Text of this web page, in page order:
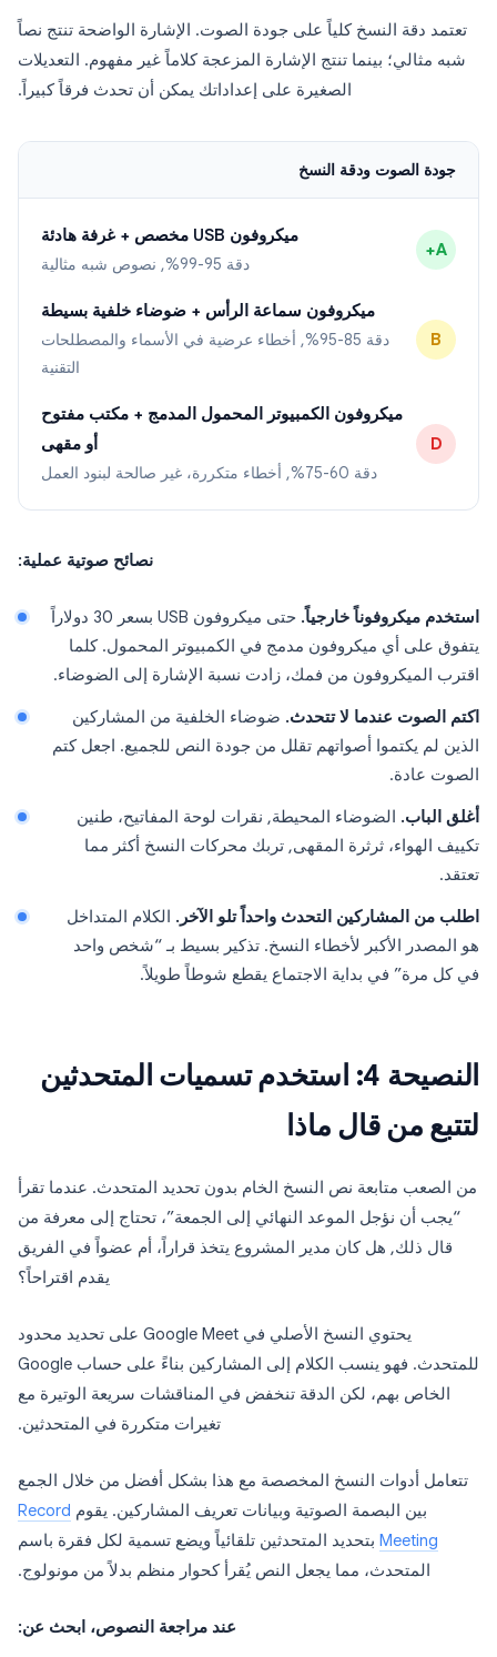
تعتمد دقة النسخ كلياً على جودة الصوت. الإشارة الواضحة تنتج نصاً
شبه مثالي؛ بينما تنتج الإشارة المزعجة كلاماً غير مفهوم. التعديلات
الصغيرة على إعداداتك يمكن أن تحدث فرقاً كبيراً.
جودة الصوت ودقة النسخ
A+
ميكروفون USB مخصص + غرفة هادئة
دقة 95-99%, نصوص شبه مثالية
B
ميكروفون سماعة الرأس + ضوضاء خلفية بسيطة
دقة 85-95%, أخطاء عرضية في الأسماء والمصطلحات
التقنية
D
ميكروفون الكمبيوتر المحمول المدمج + مكتب مفتوح
أو مقهى
دقة 60-75%, أخطاء متكررة، غير صالحة لبنود العمل
نصائح صوتية عملية:
استخدم ميكروفوناً خارجياً.
حتى ميكروفون USB بسعر 30 دولاراً
يتفوق على أي ميكروفون مدمج في الكمبيوتر المحمول. كلما
اقترب الميكروفون من فمك، زادت نسبة الإشارة إلى الضوضاء.
اكتم الصوت عندما لا تتحدث. ضوضاء الخلفية من المشاركين
الذين لم يكتموا أصواتهم تقلل من جودة النص للجميع. اجعل كتم
الصوت عادة.
أغلق الباب. الضوضاء المحيطة, نقرات لوحة المفاتيح، طنين
تكييف الهواء، ثرثرة المقهى, تربك محركات النسخ أكثر مما
تعتقد.
اطلب من المشاركين التحدث واحداً تلو الآخر. الكلام المتداخل
هو المصدر الأكبر لأخطاء النسخ. تذكير بسيط بـ “شخص واحد
في كل مرة” في بداية الاجتماع يقطع شوطاً طويلاً.
النصيحة 4: استخدم تسميات المتحدثين
لتتبع من قال ماذا
من الصعب متابعة نص النسخ الخام بدون تحديد المتحدث. عندما تقرأ
“يجب أن نؤجل الموعد النهائي إلى الجمعة”، تحتاج إلى معرفة من
قال ذلك, هل كان مدير المشروع يتخذ قراراً، أم عضواً في الفريق
يقدم اقتراحاً؟
يحتوي النسخ الأصلي في Google Meet على تحديد محدود
للمتحدث. فهو ينسب الكلام إلى المشاركين بناءً على حساب Google
الخاص بهم، لكن الدقة تنخفض في المناقشات سريعة الوتيرة مع
تغيرات متكررة في المتحدثين.
تتعامل أدوات النسخ المخصصة مع هذا بشكل أفضل من خلال الجمع
بين البصمة الصوتية وبيانات تعريف المشاركين. يقوم Record
Meeting بتحديد المتحدثين تلقائياً ويضع تسمية لكل فقرة باسم
المتحدث، مما يجعل النص يُقرأ كحوار منظم بدلاً من مونولوج.
عند مراجعة النصوص، ابحث عن: